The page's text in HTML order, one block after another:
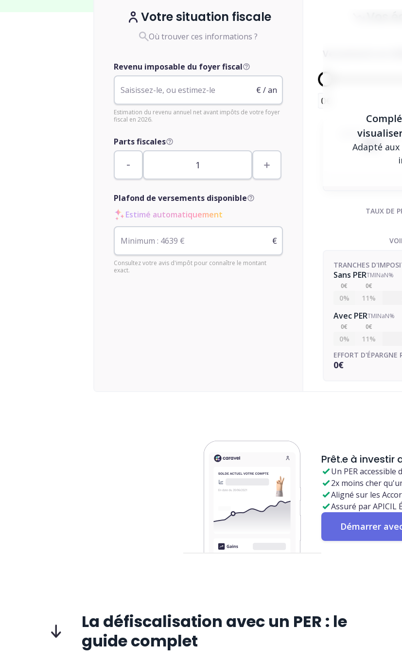
Votre situation fiscale
Où trouver ces informations ?
Revenu imposable du foyer fiscal
€ / an
Estimation du revenu annuel net avant impôts de votre foyer
fiscal en 2026.
Parts fiscales
Plafond de versements disponible
Estimé automatiquement
€
Consultez votre avis d'impôt pour connaître le montant
exact.
Adapté
0€
IMPÔTS EN 2026
0€
TAUX DE
TRANCHES
Sans PERTMINaN%
0€
0%
0€
11%
Avec PERTMINaN%
0€
0%
0€
11%
EFFORT D'ÉPARGNE
0€
Prêt.e à investir
Un PER accessible
2x moins cher
Aligné sur les
Assuré par APICIL
Démarrer
La défiscalisation avec un PER : le
guide complet